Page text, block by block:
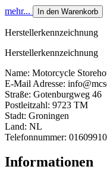
mehr... In den Warenkorb
Herstellerkennzeichnung
Herstellerkennzeichnung
Name: Motorcycle
E-Mail Adresse:
Straße: Gotenburgweg 46
Postleitzahl: 9723 TM
Stadt: Groningen
Land: NL
Telefonnummer:
Informationen